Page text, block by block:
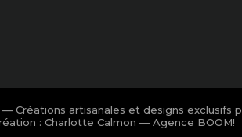
Créations artisanales et designs exclusifs
: Charlotte Calmon — Agence BOOM!